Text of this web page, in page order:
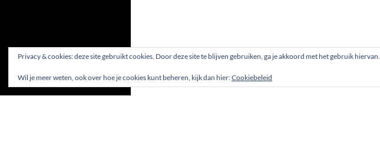
Privacy & cookies: deze site gebruikt cookies. Door deze site te blijven gebruiken, ga je akkoord met het gebruik hiervan.
Wil je meer weten, ook over hoe je cookies kunt beheren, kijk dan hier:Cookiebeleid